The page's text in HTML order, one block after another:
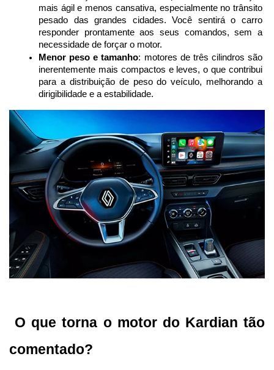
mais ágil e menos cansativa, especialmente no trânsito
pesado das grandes cidades. Você sentirá o carro
responder prontamente aos seus comandos, sem a
necessidade de forçar o motor.
Menor peso e tamanho: motores de três cilindros são
inerentemente mais compactos e leves, o que contribui
para a distribuição de peso do veículo, melhorando a
dirigibilidade e a estabilidade.
O que torna o motor do Kardian tão
comentado?